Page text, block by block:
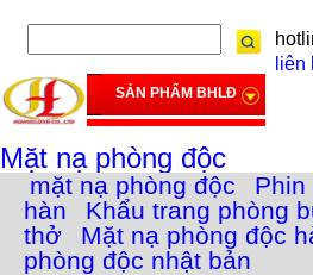
liên
SẢN PHẨM BHLĐ
Mặt nạ phòng độc
mặt nạ phòng độc Phin
hàn
Khẩu trang phòng
thở
Mặt nạ phòng độc
phòng độc nhật bản